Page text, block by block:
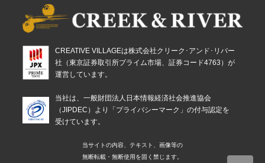
CREATIVE VILLAGEは株式会社クリーク･アンド･リバー
社（東京証券取引所プライム市場、証券コード4763）が
運営しています。
当社は、一般財団法人日本情報経済社会推進協会
（JIPDEC）より「プライバシーマーク」の付与認定を
受けています。
当サイトの内容、テキスト、画像等の
無断転載・無断使用を固く禁じます。